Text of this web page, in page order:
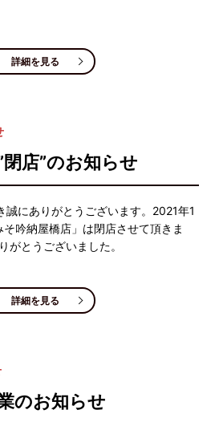
詳細を見る
店”のお知らせ
誠にありがとうございます。2021年1
吟納屋橋店」は閉店させて頂きま
がとうございました。
詳細を見る
のお知らせ